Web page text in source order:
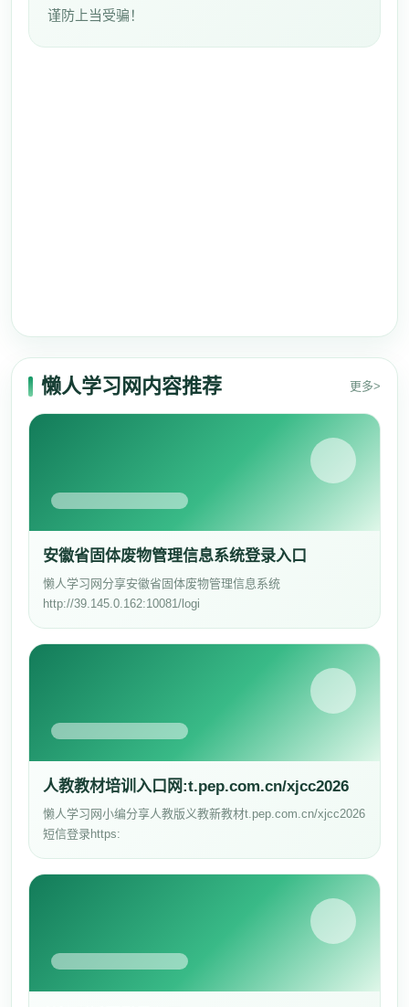
谨防上当受骗！
懒人学习网内容推荐 更多>
安徽省固体废物管理信息系统登录入口
懒人学习网分享安徽省固体废物管理信息系统
http://39.145.0.162:10081/logi
人教教材培训入口网:t.pep.com.cn/xjcc2026
懒人学习网小编分享人教版义教新教材t.pep.com.cn/xjcc2026
短信登录https: